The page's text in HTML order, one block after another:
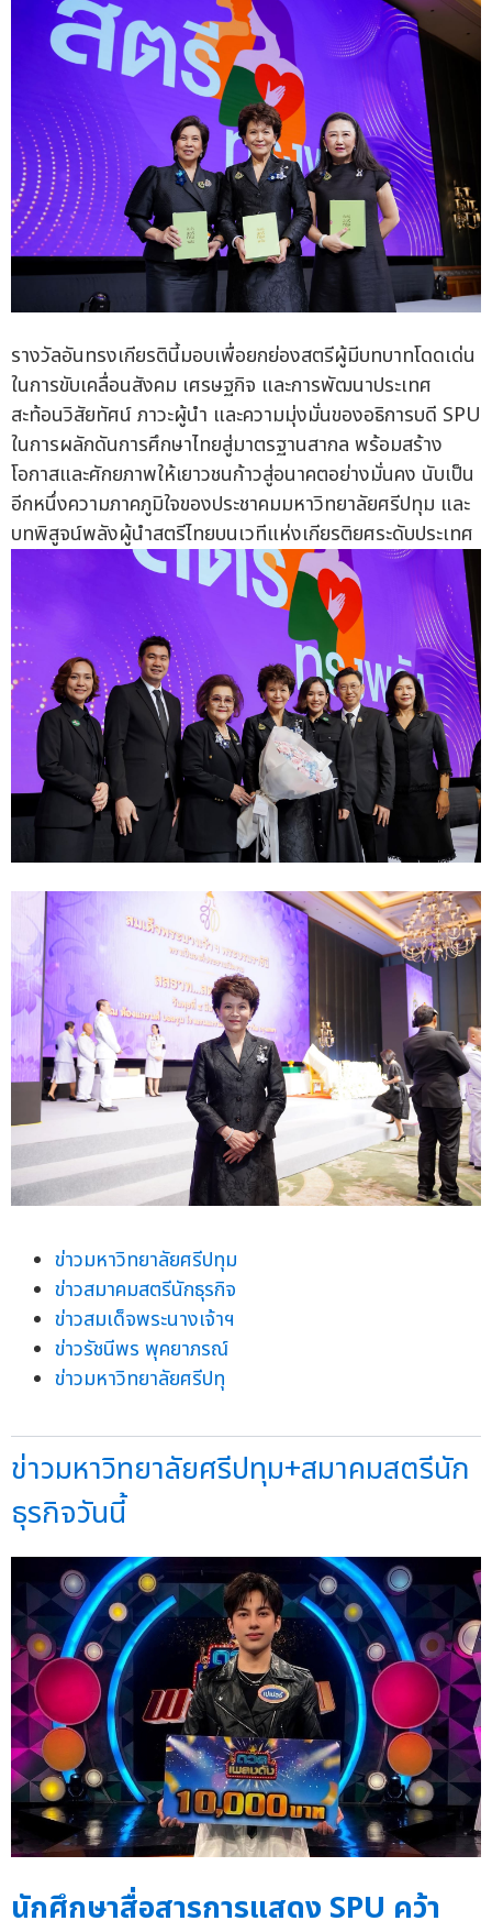
รางวัลอันทรงเกียรตินี้มอบเพื่อยกย่องสตรีผู้มีบทบาทโดดเด่น
ในการขับเคลื่อนสังคม เศรษฐกิจ และการพัฒนาประเทศ
สะท้อนวิสัยทัศน์ ภาวะผู้นำ และความมุ่งมั่นของอธิการบดี SPU
ในการผลักดันการศึกษาไทยสู่มาตรฐานสากล พร้อมสร้าง
โอกาสและศักยภาพให้เยาวชนก้าวสู่อนาคตอย่างมั่นคง นับเป็น
อีกหนึ่งความภาคภูมิใจของประชาคมมหาวิทยาลัยศรีปทุม และ
บทพิสูจน์พลังผู้นำสตรีไทยบนเวทีแห่งเกียรติยศระดับประเทศ
ข่าวมหาวิทยาลัยศรีปทุม
ข่าวสมาคมสตรีนักธุรกิจ
ข่าวสมเด็จพระนางเจ้าฯ
ข่าวรัชนีพร พุคยาภรณ์
ข่าวมหาวิทยาลัยศรีปทุ
ข่าวมหาวิทยาลัยศรีปทุม+สมาคมสตรีนัก
ธุรกิจวันนี้
นักศึกษาสื่อสารการแสดง SPU คว้า